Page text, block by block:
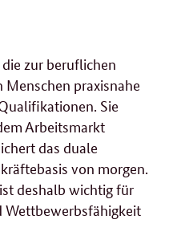
zur beruflichen
praxisnahe
Sie
Arbeitsmarkt
das duale
von morgen.
deshalb wichtig für